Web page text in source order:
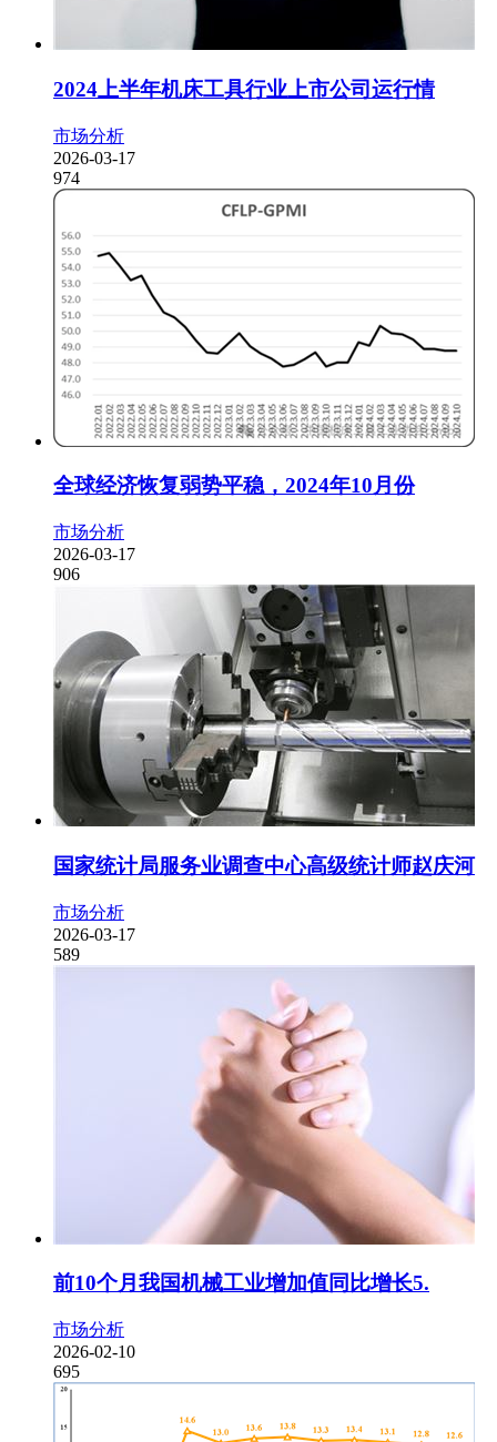
2024上半年机床工具行业上市公司运行情
市场分析
2026-03-17
974
全球经济恢复弱势平稳，2024年10月份
市场分析
2026-03-17
906
国家统计局服务业调查中心高级统计师赵庆河
市场分析
2026-03-17
589
前10个月我国机械工业增加值同比增长5.
市场分析
2026-02-10
695